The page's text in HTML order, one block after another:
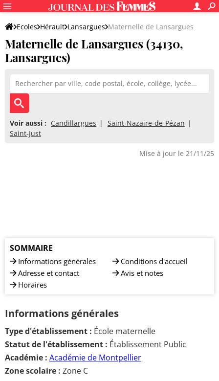
Ecoles Hérault Lansargues Maternelle de Lansargues
Maternelle de Lansargues (34130,
Lansargues)
Voir aussi : Candillargues
Saint-Nazaire-de-Pézan
Saint-Just
Mise à jour le 21/11/25
SOMMAIRE
Informations générales
Adresse et contact
Horaires
Conditions d'accueil
Avis et notes
Informations générales
Type d'établissement : École maternelle
Statut de l'établissement : Établissement Public
Académie : Académie de Montpellier
Zone scolaire : Zone C